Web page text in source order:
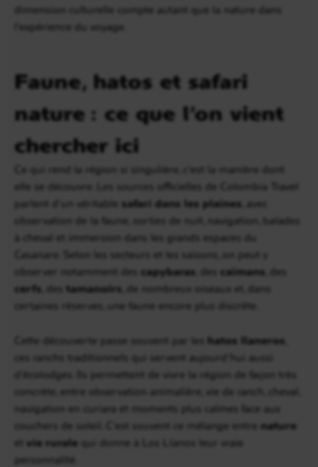
dimension culturelle compte autant que la nature dans
l’expérience du voyage.
Faune, hatos et safari
nature : ce que l’on vient
chercher ici
Ce qui rend la région si singulière, c’est la manière dont
elle se découvre. Les sources officielles de Colombia Travel
parlent d’un véritable safari dans les plaines , avec
observation de la faune, sorties de nuit, navigation, balades
à cheval et immersion dans les grands espaces du
Casanare. Selon les secteurs et les saisons, on peut y
observer notamment des capybaras , des caïmans , des
cerfs , des tamanoirs , de nombreux oiseaux et, dans
certaines réserves, une faune encore plus discrète.
Cette découverte passe souvent par les hatos llaneros
ces ranchs traditionnels qui servent aujourd’hui aussi
d’écolodges. Ils permettent de vivre la région de façon très
concrète, entre observation animalière, vie de ranch, cheval,
navigation en curiara et moments plus calmes face aux
couchers de soleil. C’est souvent ce mélange entre nature
et vie rurale qui donne à Los Llanos leur vraie
personnalité.